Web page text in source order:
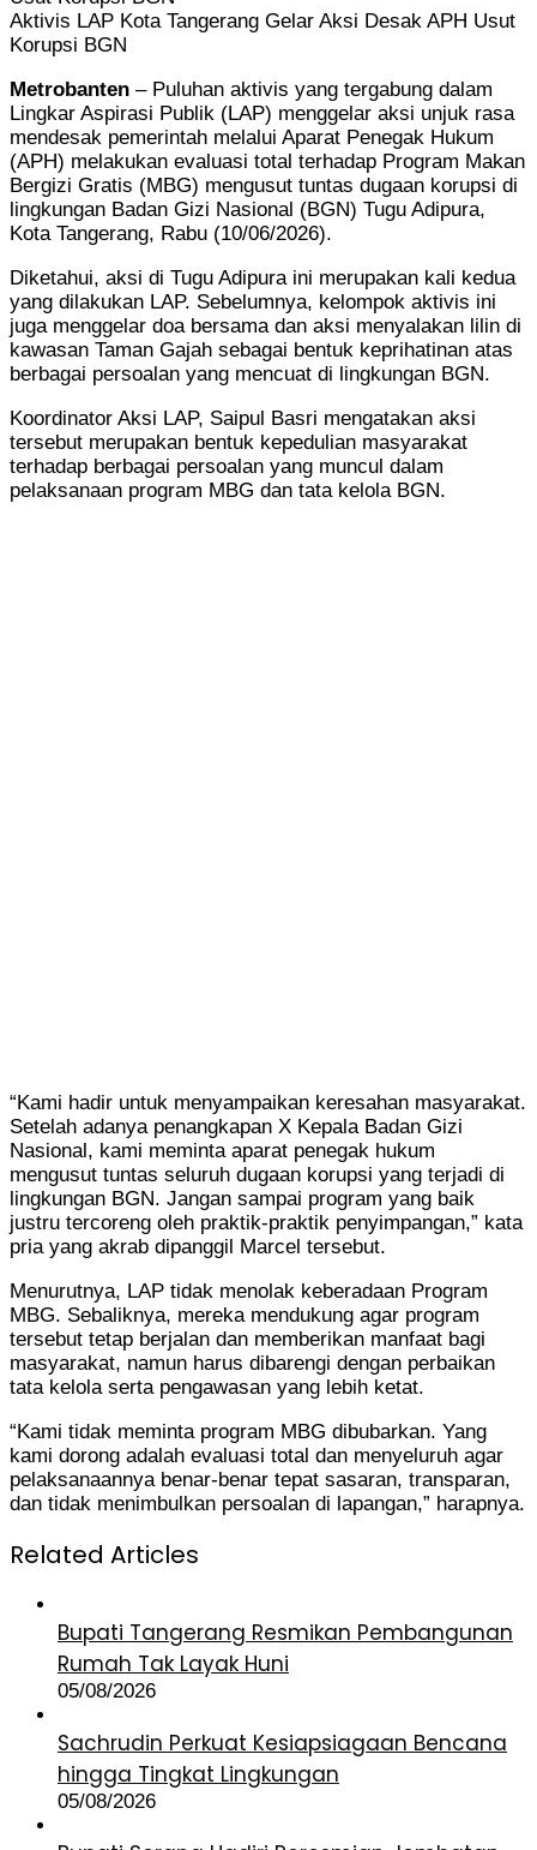
Aktivis LAP Kota Tangerang Gelar Aksi Desak APH Usut
Korupsi BGN
Metrobanten – Puluhan aktivis yang tergabung dalam
Lingkar Aspirasi Publik (LAP) menggelar aksi unjuk rasa
mendesak pemerintah melalui Aparat Penegak Hukum
(APH) melakukan evaluasi total terhadap Program Makan
Bergizi Gratis (MBG) mengusut tuntas dugaan korupsi di
lingkungan Badan Gizi Nasional (BGN) Tugu Adipura,
Kota Tangerang, Rabu (10/06/2026).
Diketahui, aksi di Tugu Adipura ini merupakan kali kedua
yang dilakukan LAP. Sebelumnya, kelompok aktivis ini
juga menggelar doa bersama dan aksi menyalakan lilin di
kawasan Taman Gajah sebagai bentuk keprihatinan atas
berbagai persoalan yang mencuat di lingkungan BGN.
Koordinator Aksi LAP, Saipul Basri mengatakan aksi
tersebut merupakan bentuk kepedulian masyarakat
terhadap berbagai persoalan yang muncul dalam
pelaksanaan program MBG dan tata kelola BGN.
“Kami hadir untuk menyampaikan keresahan masyarakat.
Setelah adanya penangkapan X Kepala Badan Gizi
Nasional, kami meminta aparat penegak hukum
mengusut tuntas seluruh dugaan korupsi yang terjadi di
lingkungan BGN. Jangan sampai program yang baik
justru tercoreng oleh praktik-praktik penyimpangan,” kata
pria yang akrab dipanggil Marcel tersebut.
Menurutnya, LAP tidak menolak keberadaan Program
MBG. Sebaliknya, mereka mendukung agar program
tersebut tetap berjalan dan memberikan manfaat bagi
masyarakat, namun harus dibarengi dengan perbaikan
tata kelola serta pengawasan yang lebih ketat.
“Kami tidak meminta program MBG dibubarkan. Yang
kami dorong adalah evaluasi total dan menyeluruh agar
pelaksanaannya benar-benar tepat sasaran, transparan,
dan tidak menimbulkan persoalan di lapangan,” harapnya.
Related Articles
Bupati Tangerang Resmikan Pembangunan
Rumah Tak Layak Huni
05/08/2026
Sachrudin Perkuat Kesiapsiagaan Bencana
hingga Tingkat Lingkungan
05/08/2026